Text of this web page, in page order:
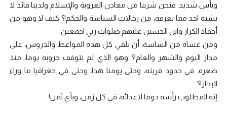
وبأس شديد. فنحن شربنا من معادن العروبة والإسلام ولدينا قائد لا
يشبه احد مما نعرفه، من رجالات السياسة والحكم!؟ كيف لا وهو من
أحفاد الكرار وابن الحسين عليهم صلوات ربي اجمعين.
ومن عساه من الساسة، أن يلقي كل هذه المواعظ والدروس، على
مدار اليوم والشهر والعام!؟ وهو الذي لم تتوقف حروبه يوما، منذ
صغره، في حدود قريته، وحتى يومنا هذا، وحتى في جغرافيا ما وراء
البحار!؟
إنه المطلوب رأسه دوما لاعدائه، في كل زمن، وبأي ثمن!